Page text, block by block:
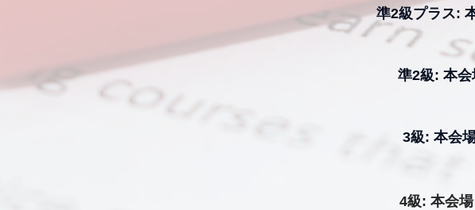
準2級プラス:
準2級: 本
3級: 本会
4級: 本会